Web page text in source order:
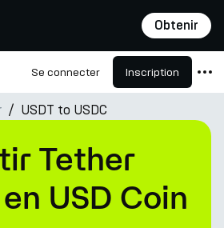
Obtenir
Se connecter Inscription
USDT to USDC
Tether
USD Coin